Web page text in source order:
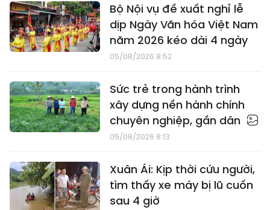
Bộ Nội vụ đề xuất nghỉ lễ
dịp Ngày Văn hóa Việt Nam
năm 2026 kéo dài 4 ngày
05/08/2026 8:52
Sức trẻ trong hành trình
xây dựng nền hành chính
chuyên nghiệp, gần dân
05/08/2026 8:13
Xuân Ái: Kịp thời cứu người,
tìm thấy xe máy bị lũ cuốn
sau 4 giờ